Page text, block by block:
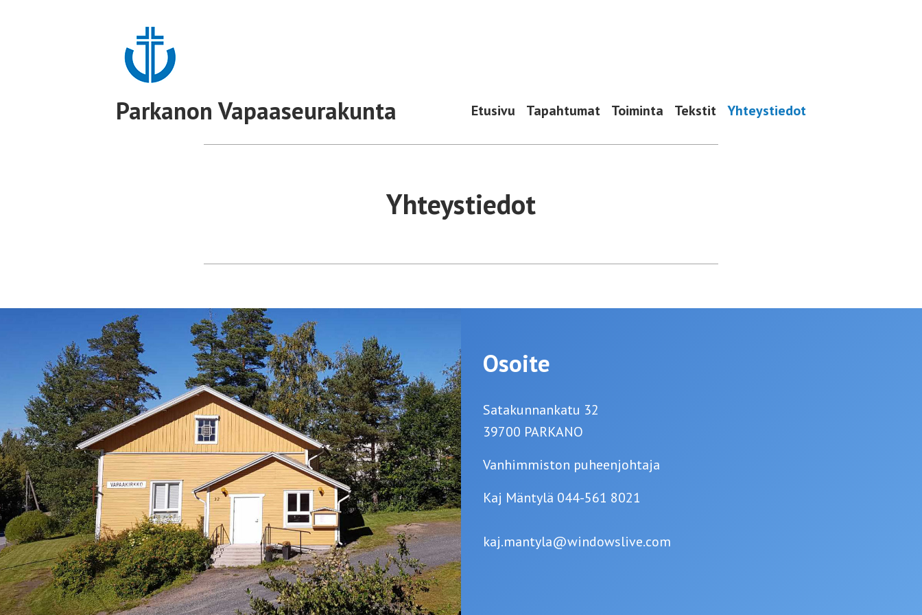
Parkanon Vapaaseurakunta Etusivu Tapahtumat Toiminta Tekstit Yhteystiedot
Yhteystiedot
Osoite
Satakunnankatu 32
39700 PARKANO
Vanhimmiston puheenjohtaja
Kaj Mäntylä 044-561 8021
kaj.mantyla@windowslive.com